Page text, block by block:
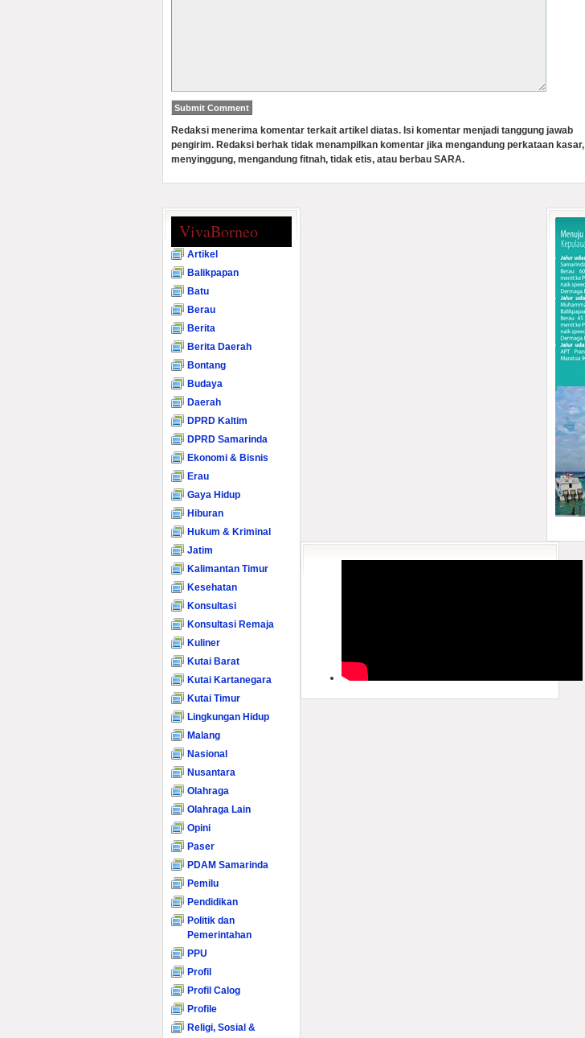
Redaksi menerima komentar terkait artikel diatas. Isi komentar menjadi tanggung jawab
pengirim. Redaksi berhak tidak menampilkan komentar jika mengandung perkataan kasar,
menyinggung, mengandung fitnah, tidak etis, atau berbau SARA.
VivaBorneo
Artikel
Balikpapan
Batu
Berau
Berita
Berita Daerah
Bontang
Budaya
Daerah
DPRD Kaltim
DPRD Samarinda
Ekonomi & Bisnis
Erau
Gaya Hidup
Hiburan
Hukum & Kriminal
Jatim
Kalimantan Timur
Kesehatan
Konsultasi
Konsultasi Remaja
Kuliner
Kutai Barat
Kutai Kartanegara
Kutai Timur
Lingkungan Hidup
Malang
Nasional
Nusantara
Olahraga
Olahraga Lain
Opini
Paser
PDAM Samarinda
Pemilu
Pendidikan
Politik dan
Pemerintahan
PPU
Profil
Profil Calog
Profile
Religi, Sosial &